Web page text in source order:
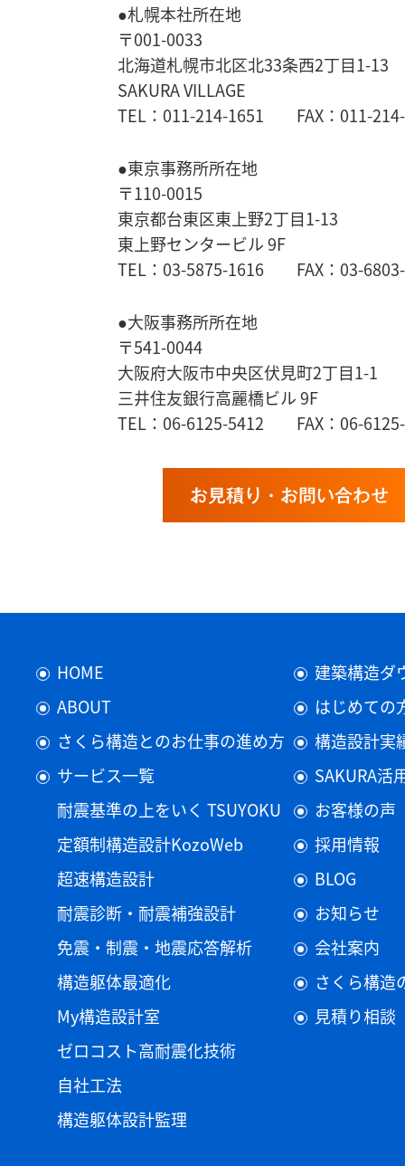
●札幌本社所在地
〒001-0033
北海道札幌市北区北33条西2丁目1-13
SAKURA VILLAGE
TEL：011-214-1651 FAX：011-
●東京事務所所在地
〒110-0015
東京都台東区東上野2丁目1-13
東上野センタービル 9F
TEL：03-5875-1616 FAX：03-
●大阪事務所所在地
〒541-0044
大阪府大阪市中央区伏見町2丁目1-1
三井住友銀行高麗橋ビル 9F
TEL：06-6125-5412 FAX：06-
お見積り・お問い合わせ
HOME
ABOUT
さくら構造とのお仕事の進め方
サービス一覧
耐震基準の上をいく TSUYOKU
定額制構造設計KozoWeb
超速構造設計
耐震診断・耐震補強設計
免震・制震・地震応答解析
構造躯体最適化
My構造設計室
ゼロコスト高耐震化技術
自社工法
構造躯体設計監理
建築構造ダ
はじめての
構造設計実
SAKURA活
お客様の声
採用情報
BLOG
お知らせ
会社案内
さくら構造
見積り相談